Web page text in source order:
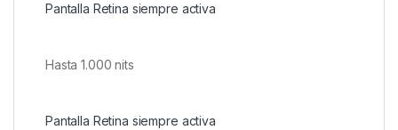
Pantalla Retina siempre activa
Hasta 1.000 nits
Pantalla Retina siempre activa